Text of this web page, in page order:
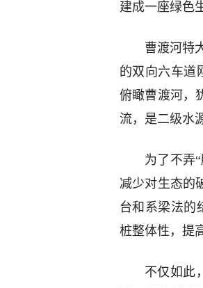
建成一座绿色
曹渡河特
的双向六车道
俯瞰曹渡河，
流，是二级水
为了不弄
减少对生态的
台和系梁法的
桩整体性，提
不仅如此